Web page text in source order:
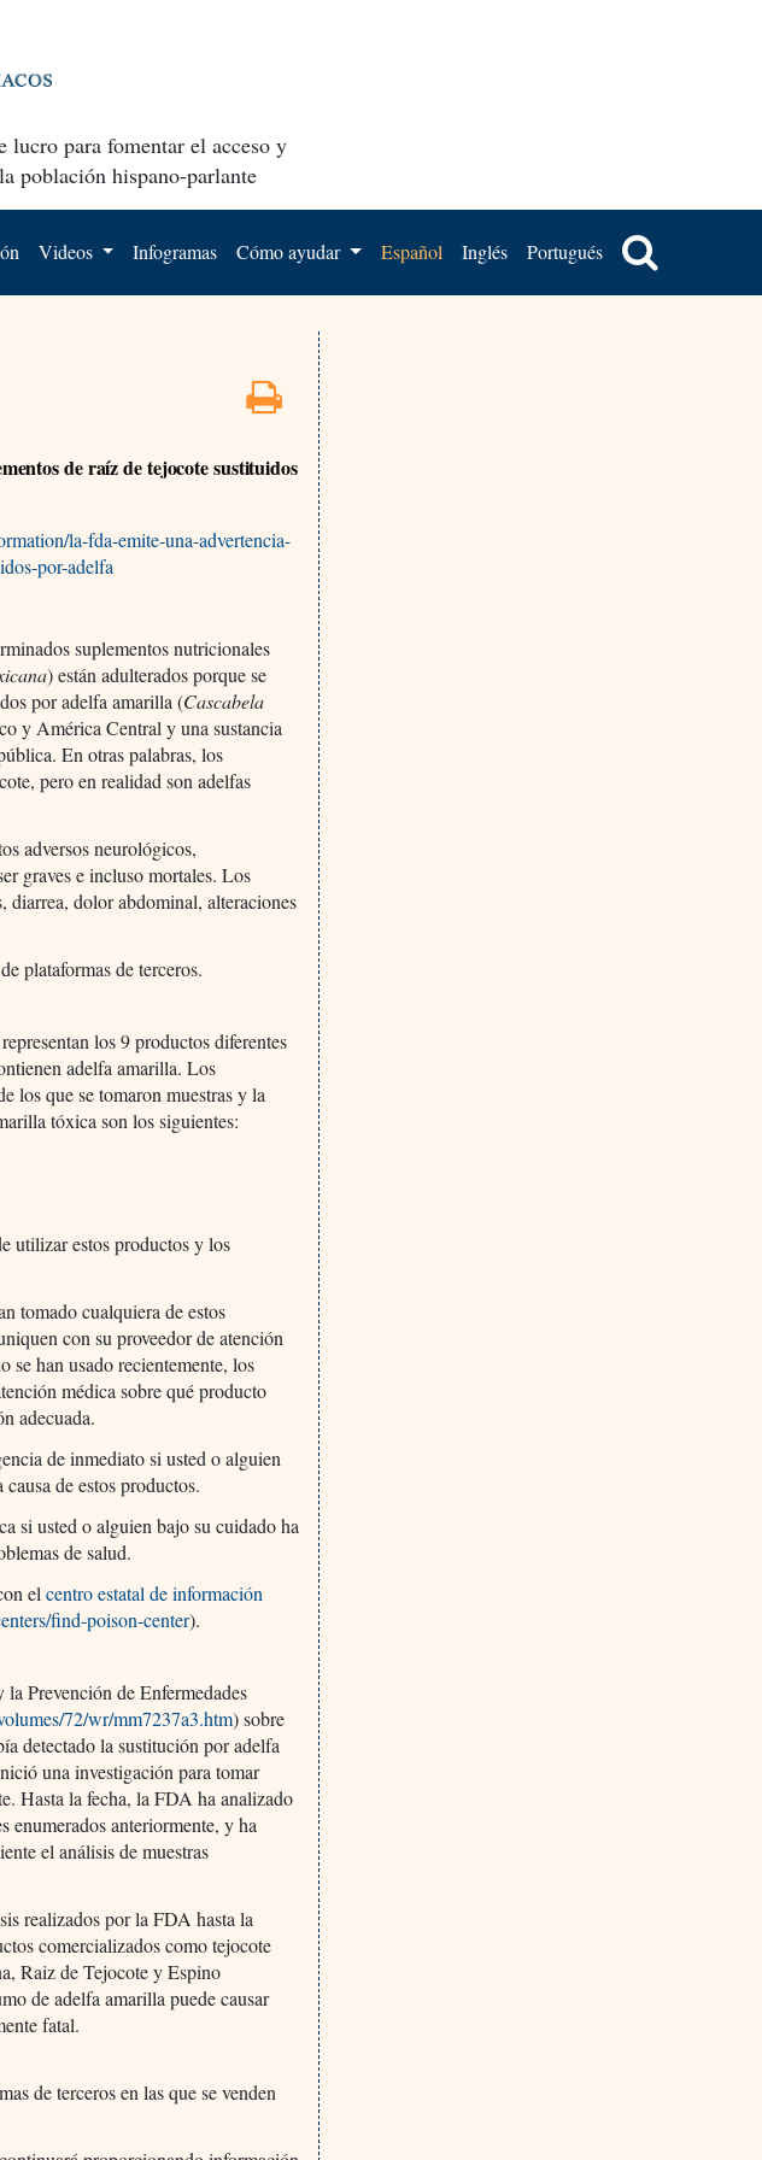
para fomentar el acceso y
población hispano-parlante
Videos Infogramas Cómo ayudar Español Inglés Portugués
de raíz de tejocote sustituidos
la-fda-emite-una-advertencia-
por-adelfa
suplementos nutricionales
) están adulterados porque se
por adelfa amarilla (Cascabela
y América Central y una sustancia
En otras palabras, los
pero en realidad son adelfas
adversos neurológicos,
graves e incluso mortales. Los
diarrea, dolor abdominal, alteraciones
plataformas de terceros.
los 9 productos diferentes
adelfa amarilla. Los
los que se tomaron muestras y la
tóxica son los siguientes:
utilizar estos productos y los
tomado cualquiera de estos
con su proveedor de atención
se han usado recientemente, los
médica sobre qué producto
adecuada.
de inmediato si usted o alguien
de estos productos.
si usted o alguien bajo su cuidado ha
de salud.
elcentro estatal de información
find-poison-center).
Prevención de Enfermedades
72/wr/mm7237a3.htm) sobre
detectado la sustitución por adelfa
una investigación para tomar
Hasta la fecha, la FDA ha analizado
enumerados anteriormente, y ha
el análisis de muestras
realizados por la FDA hasta la
comercializados como tejocote
Raiz de Tejocote y Espino
de adelfa amarilla puede causar
fatal.
de terceros en las que se venden